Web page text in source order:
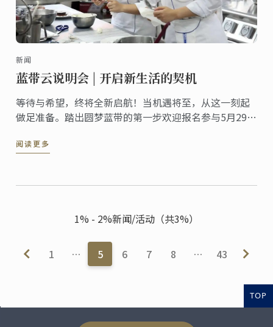
新闻
蓝带云说明会 | 开启新生活的契机
等待与希望，终将全新启航！当机遇将至，从这一刻起
做足准备。踏出圆梦蓝带的第一步欢迎报名参与5月29日
阅读更多
1% - 2%新闻/活动（共3%）
1 … 5 6 7 8 … 43
TOP